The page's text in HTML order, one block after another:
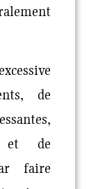
de
et de
faire